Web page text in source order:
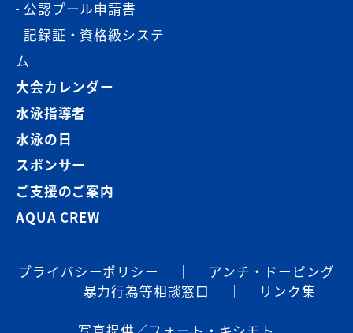
公認プール申請書
記録証・資格級システ
ム
大会カレンダー
水泳指導者
水泳の日
スポンサー
ご支援のご案内
AQUA CREW
プライバシーポリシー ｜
アンチ・ドーピング
｜
暴⼒⾏為等相談窓⼝ ｜ リンク集